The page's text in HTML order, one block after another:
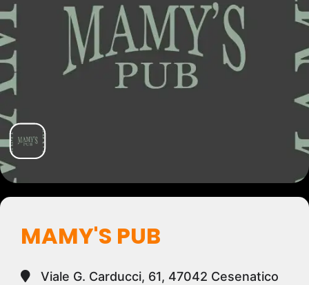
MAMY'S PUB
Viale G. Carducci, 61, 47042 Cesenatico